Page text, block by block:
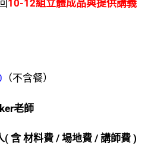
10-12組立體成品與提供講義
（不含餐）
老師
(含材料費 / 場地費 / 講師費 )